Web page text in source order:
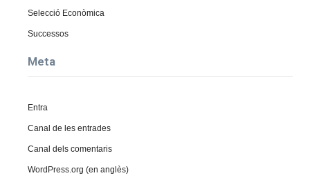
Selecció Econòmica
Successos
Meta
Entra
Canal de les entrades
Canal dels comentaris
WordPress.org (en anglès)